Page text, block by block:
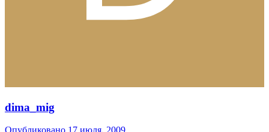
dima_mig